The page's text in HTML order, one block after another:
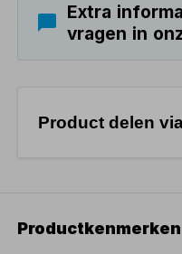
Extra
vragen in
Product delen
Productkenmerken